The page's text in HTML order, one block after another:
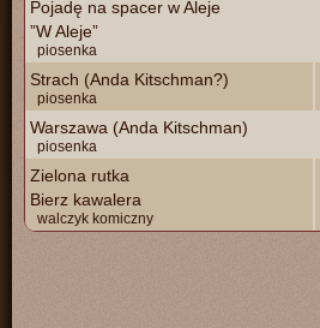
Pojadę na spacer w Aleje
”W Aleje”
piosenka
Strach (Anda Kitschman?)
piosenka
Warszawa (Anda Kitschman)
piosenka
Zielona rutka
Bierz kawalera
walczyk komiczny